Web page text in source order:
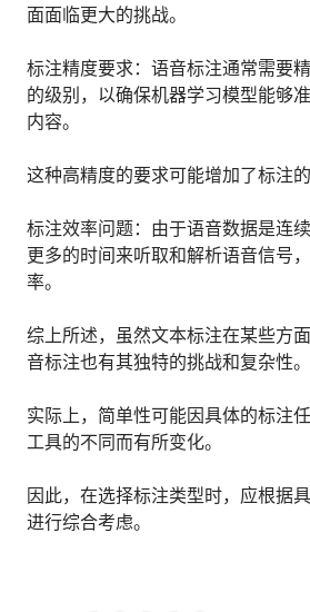
面面临更大的挑战。
标注精度要求：语音标注通常需要
的级别，以确保机器学习模型能够
内容。
这种高精度的要求可能增加了标注的
标注效率问题：由于语音数据是连
更多的时间来听取和解析语音信号
率。
综上所述，虽然文本标注在某些方
音标注也有其独特的挑战和复杂性。
实际上，简单性可能因具体的标注
工具的不同而有所变化。
因此，在选择标注类型时，应根据
进行综合考虑。